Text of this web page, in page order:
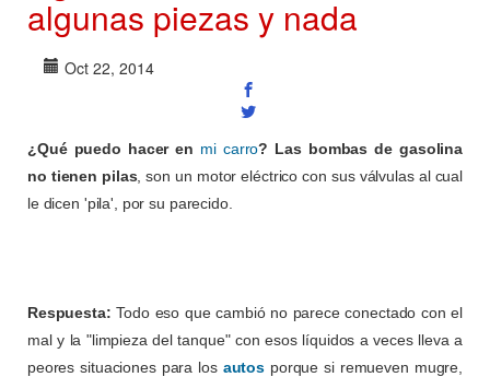
algunas piezas y nada
Oct 22, 2014
¿Qué puedo hacer en mi carro? Las bombas de gasolina
no tienen pilas , son un motor eléctrico con sus válvulas al cual
le dicen 'pila', por su parecido.
Respuesta: Todo eso que cambió no parece conectado con el
mal y la "limpieza del tanque" con esos líquidos a veces lleva a
peores situaciones para losautos porque si remueven mugre,